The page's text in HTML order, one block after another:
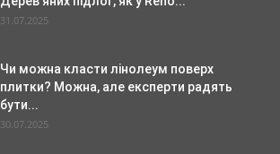
31.07.2025
Чи можна класти лінолеум поверх
плитки? Можна, але експерти радять
бути...
30.07.2025